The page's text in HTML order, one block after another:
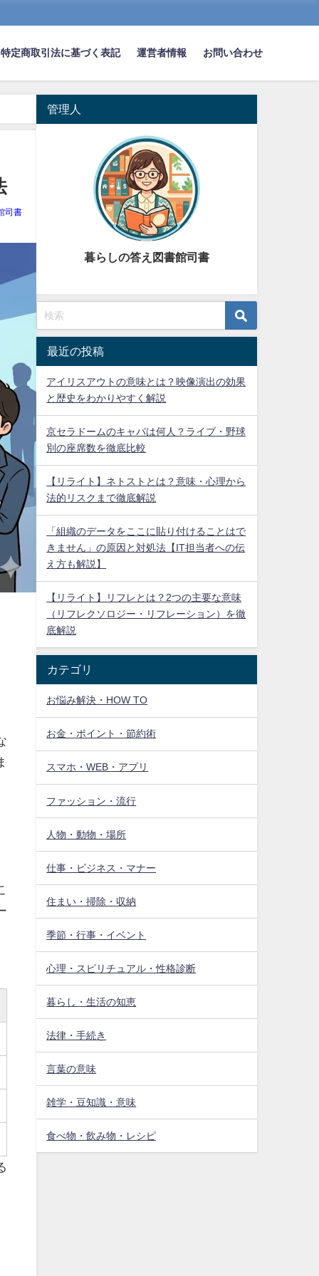
特定商取引法に基づく表記 運営者情報 お問い合わせ
司書
管理人
暮らしの答え図書館司書
最近の投稿
アイリスアウトの意味とは？映像演出の効果
と歴史をわかりやすく解説
京セラドームのキャパは何人？ライブ・野球
別の座席数を徹底比較
【リライト】ネトストとは？意味・心理から
法的リスクまで徹底解説
「組織のデータをここに貼り付けることはで
きません」の原因と対処法【IT担当者への伝
え方も解説】
【リライト】リフレとは？2つの主要な意味
（リフレクソロジー・リフレーション）を徹
底解説
カテゴリ
お悩み解決・HOW TO
お金・ポイント・節約術
スマホ・WEB・アプリ
ファッション・流行
人物・動物・場所
仕事・ビジネス・マナー
住まい・掃除・収納
季節・行事・イベント
心理・スピリチュアル・性格診断
暮らし・生活の知恵
法律・手続き
言葉の意味
雑学・豆知識・意味
食べ物・飲み物・レシピ